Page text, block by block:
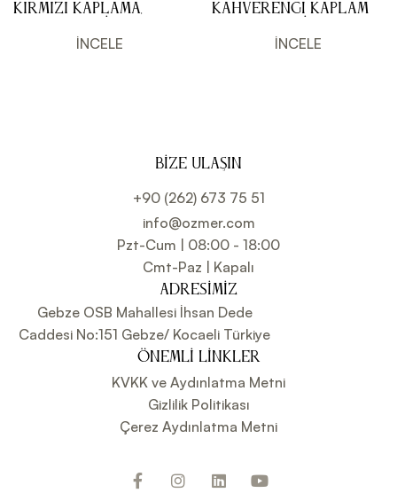
Kırmızı Kaplama,
Yapımı için Şeker
İNCELE
Kahverengi Kaplama,
Yapımı için Şeker
İNCELE
BIZE ULAŞIN
+90 (262) 673 75 51
info@ozmer.com
Pzt-Cum | 08:00 - 18:00
Cmt-Paz | Kapalı
ADRESIMIZ
Gebze OSB Mahallesi İhsan Dede
Caddesi No:151 Gebze/ Kocaeli Türkiye
ÖNEMLI LINKLER
KVKK ve Aydınlatma Metni
Gizlilik Politikası
Çerez Aydınlatma Metni